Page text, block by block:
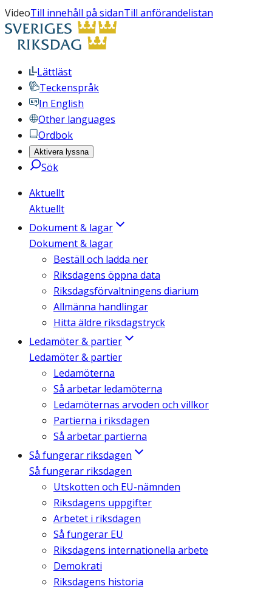
VideoTill innehåll på sidanTill anförandelistan
Lättläst
Teckenspråk
In English
Other languages
Ordbok
Aktivera lyssna
Sök
Aktuellt
Aktuellt
Dokument & lagar
Dokument & lagar
Beställ och ladda ner
Riksdagens öppna data
Riksdagsförvaltningens diarium
Allmänna handlingar
Hitta äldre riksdagstryck
Ledamöter & partier
Ledamöter & partier
Ledamöterna
Så arbetar ledamöterna
Ledamöternas arvoden och villkor
Partierna i riksdagen
Så arbetar partierna
Så fungerar riksdagen
Så fungerar riksdagen
Utskotten och EU-nämnden
Riksdagens uppgifter
Arbetet i riksdagen
Så fungerar EU
Riksdagens internationella arbete
Demokrati
Riksdagens historia